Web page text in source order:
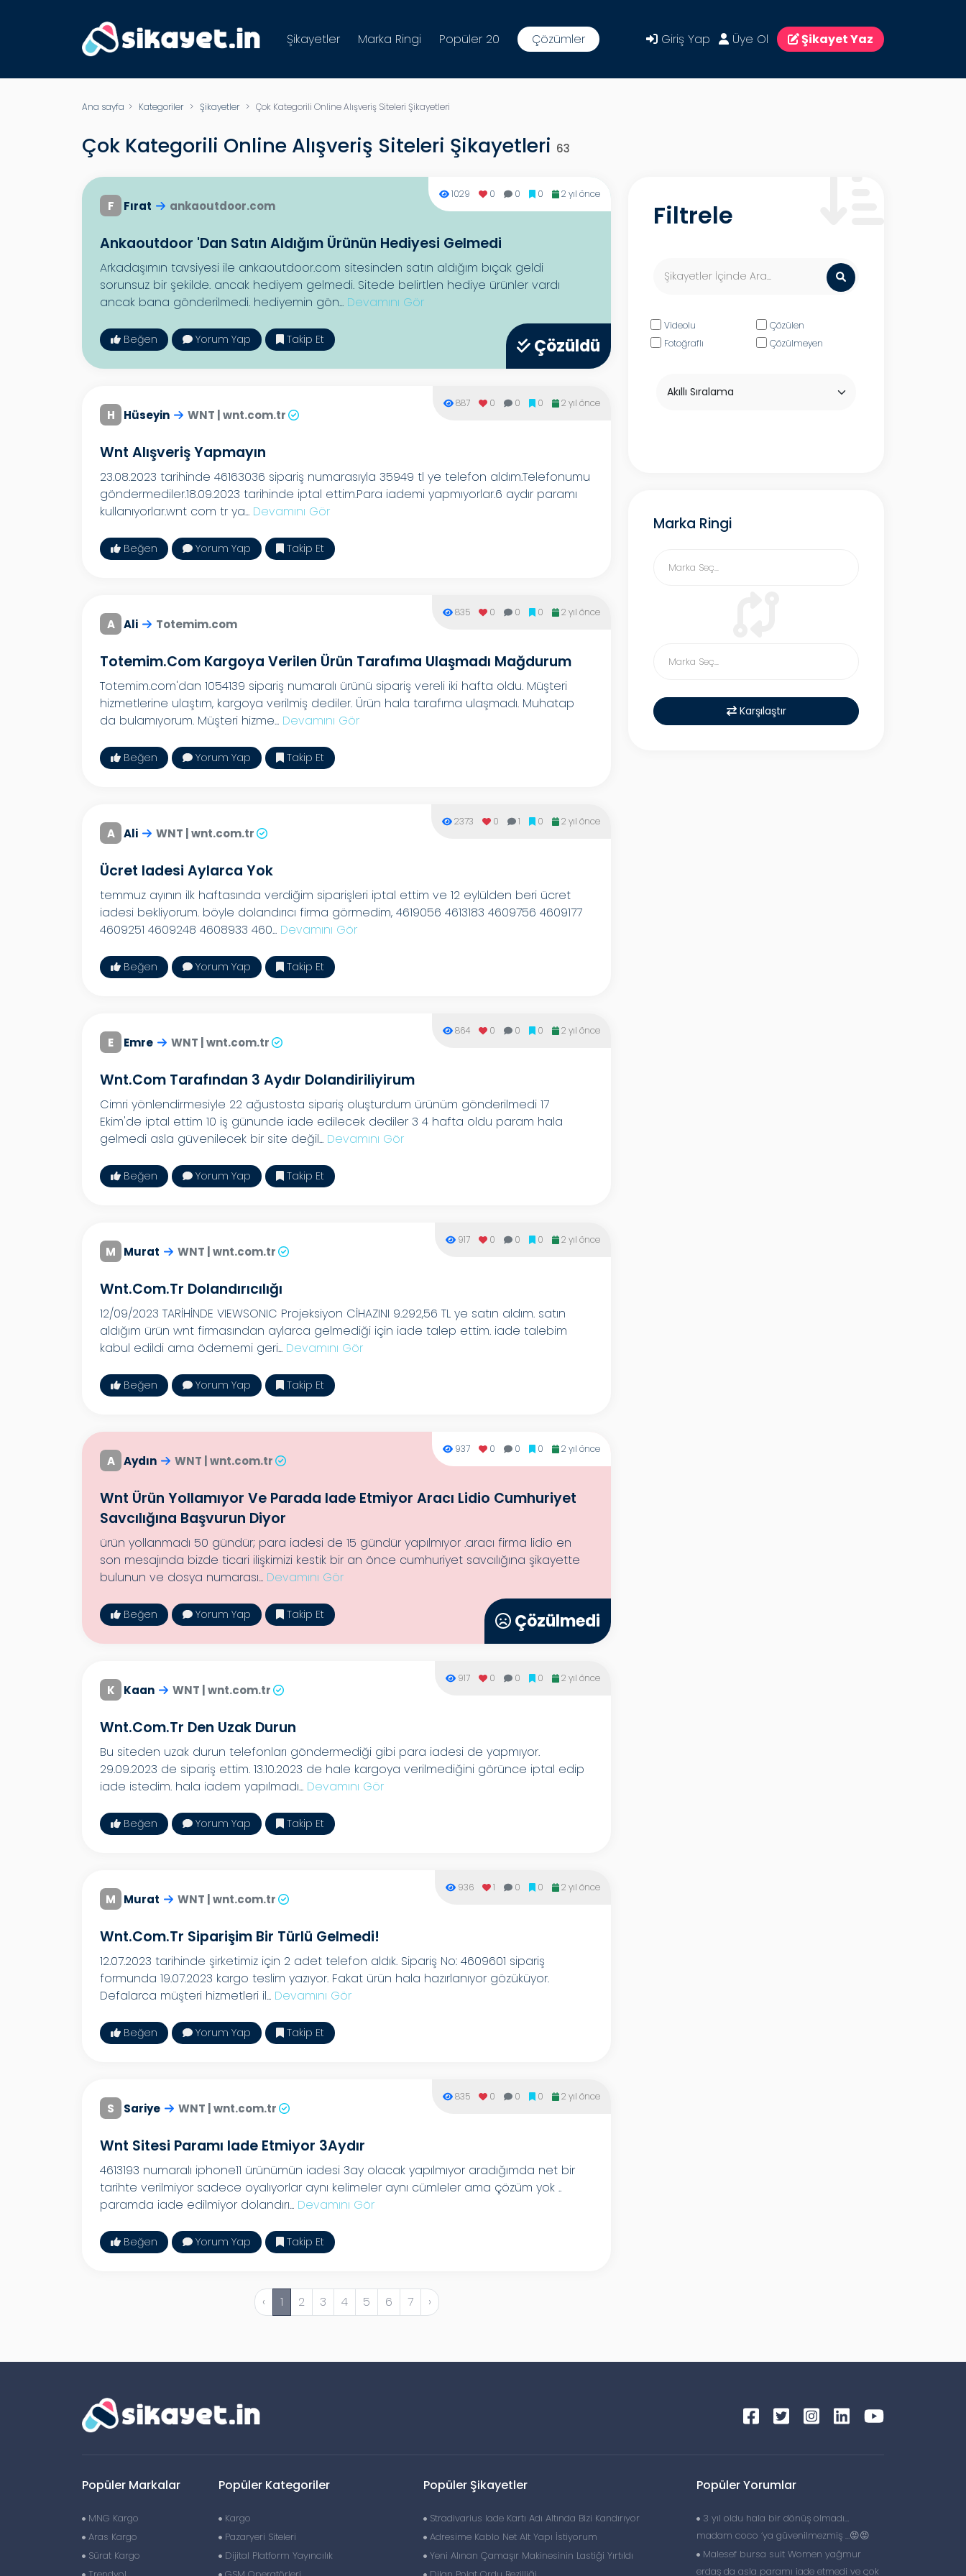
Şikayetler Marka Ringi Popüler 20 Çözümler Giriş Yap Üye Ol Şikayet Yaz
Ana sayfa > Kategoriler> Şikayetler> Çok Kategorili Online Alışveriş Siteleri Şikayetleri
Çok Kategorili Online Alışveriş Siteleri Şikayetleri 63
F Fırat ankaoutdoor.com
Ankaoutdoor 'Dan Satın Aldığım Ürünün Hediyesi Gelmedi
1029 0 0 0 2 yıl önce
Arkadaşımın tavsiyesi ile ankaoutdoor.com sitesinden satın aldığım bıçak geldi
sorunsuz bir şekilde. ancak hediyem gelmedi. Sitede belirtlen hediye ürünler vardı
ancak bana gönderilmedi. hediyemin gön... Devamını Gör
Beğen Yorum Yap Takip Et Çözüldü
H Hüseyin WNT | wnt.com.tr
Wnt Alışveriş Yapmayın
887 0 0 0 2 yıl önce
23.08.2023 tarihinde 46163036 sipariş numarasıyla 35949 tl ye telefon aldım.Telefonumu
göndermediler.18.09.2023 tarihinde iptal ettim.Para iademi yapmıyorlar.6 aydır paramı
kullanıyorlar.wnt com tr ya... Devamını Gör
Beğen Yorum Yap Takip Et
A Ali Totemim.com
Totemim.com Kargoya Verilen Ürün Tarafıma Ulaşmadı Mağdurum
835 0 0 0 2 yıl önce
Totemim.com'dan 1054139 sipariş numaralı ürünü sipariş vereli iki hafta oldu. Müşteri
hizmetlerine ulaştım, kargoya verilmiş dediler. Ürün hala tarafıma ulaşmadı. Muhatap
da bulamıyorum. Müşteri hizme... Devamını Gör
Beğen Yorum Yap Takip Et
A Ali WNT | wnt.com.tr
Ücret Iadesi Aylarca Yok
2373 0 1 0 2 yıl önce
temmuz ayının ilk haftasında verdiğim siparişleri iptal ettim ve 12 eylülden beri ücret
iadesi bekliyorum. böyle dolandırıcı firma görmedim, 4619056 4613183 4609756 4609177
4609251 4609248 4608933 460... Devamını Gör
Beğen Yorum Yap Takip Et
E Emre WNT | wnt.com.tr
Wnt.com Tarafından 3 Aydır Dolandiriliyirum
864 0 0 0 2 yıl önce
Cimri yönlendirmesiyle 22 ağustosta sipariş oluşturdum ürünüm gönderilmedi 17
Ekim'de iptal ettim 10 iş günunde iade edilecek dediler 3 4 hafta oldu param hala
gelmedi asla güvenilecek bir site değil... Devamını Gör
Beğen Yorum Yap Takip Et
M Murat WNT | wnt.com.tr
Wnt.com.tr Dolandırıcılığı
917 0 0 0 2 yıl önce
12/09/2023 TARİHİNDE VIEWSONIC Projeksiyon CİHAZINI 9.292,56 TL ye satın aldım. satın
aldığım ürün wnt firmasından aylarca gelmediği için iade talep ettim. iade talebim
kabul edildi ama ödememi geri... Devamını Gör
Beğen Yorum Yap Takip Et
A Aydın WNT | wnt.com.tr
Wnt Ürün Yollamıyor Ve Parada Iade Etmiyor Aracı Lidio Cumhuriyet
Savcılığına Başvurun Diyor
937 0 0 0 2 yıl önce
ürün yollanmadı 50 gündür; para iadesi de 15 gündür yapılmıyor .aracı firma lidio en
son mesajında bizde ticari ilişkimizi kestik bir an önce cumhuriyet savcılığına şikayette
bulunun ve dosya numarası... Devamını Gör
Beğen Yorum Yap Takip Et Çözülmedi
K Kaan WNT | wnt.com.tr
Wnt.com.tr Den Uzak Durun
917 0 0 0 2 yıl önce
Bu siteden uzak durun telefonları göndermediği gibi para iadesi de yapmıyor.
29.09.2023 de sipariş ettim. 13.10.2023 de hale kargoya verilmediğini görünce iptal edip
iade istedim. hala iadem yapılmadı... Devamını Gör
Beğen Yorum Yap Takip Et
M Murat WNT | wnt.com.tr
Wnt.com.tr Siparişim Bir Türlü Gelmedi!
936 1 0 0 2 yıl önce
12.07.2023 tarihinde şirketimiz için 2 adet telefon aldık. Sipariş No: 4609601 sipariş
formunda 19.07.2023 kargo teslim yazıyor. Fakat ürün hala hazırlanıyor gözüküyor.
Defalarca müşteri hizmetleri il... Devamını Gör
Beğen Yorum Yap Takip Et
S Sariye WNT | wnt.com.tr
Wnt Sitesi Paramı Iade Etmiyor 3Aydır
835 0 0 0 2 yıl önce
4613193 numaralı iphone11 ürünümün iadesi 3ay olacak yapılmıyor aradığımda net bir
tarihte verilmiyor sadece oyalıyorlar aynı kelimeler aynı cümleler ama çözüm yok ..
paramda iade edilmiyor dolandırı... Devamını Gör
Beğen Yorum Yap Takip Et
‹ 1 2 3 4 5 6 7 ›
Filtrele
Videolu
Çözülen
Fotoğraflı
Çözülmeyen
Marka Ringi
Karşılaştır
Popüler Markalar
MNG Kargo
Aras Kargo
Sürat Kargo
Popüler Kategoriler
Kargo
Pazaryeri Siteleri
Dijital Platform Yayıncılık
Popüler Şikayetler
Stradivarius Iade Kartı Adı Altında Bizi Kandırıyor
Adresime Kablo Net Alt Yapı İstiyorum
Yeni Alınan Çamaşır Makinesinin Lastiği Yırtıldı
Popüler Yorumlar
3 yıl oldu hala bir dönüş olmadı…
madam coco ‘ya güvenilmezmiş …😡😡
Malesef bursa suit Women yağmur
erdaş da asla paramı iade etmedi ve çok